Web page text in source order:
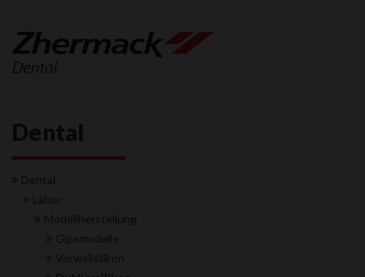
Dental
Dental
Labor
Modellherstellung
Gipsmodelle
Vorwallsilikon